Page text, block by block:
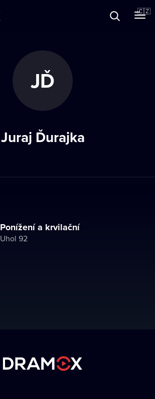
🇨🇿
JĎ
Juraj Ďurajka
Ponížení a krvilační
Uhol 92